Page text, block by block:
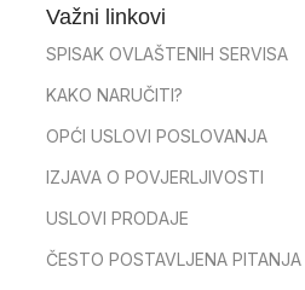
Važni linkovi
SPISAK OVLAŠTENIH SERVISA
KAKO NARUČITI?
OPĆI USLOVI POSLOVANJA
IZJAVA O POVJERLJIVOSTI
USLOVI PRODAJE
ČESTO POSTAVLJENA PITANJA